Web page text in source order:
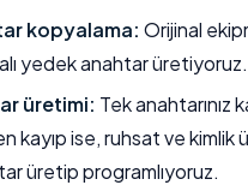
kopyalama: Orijinal
yedek anahtar üretiyoruz.
üretimi: Tek anahtarınız
kayıp ise, ruhsat ve kimlik
üretip programlıyoruz.